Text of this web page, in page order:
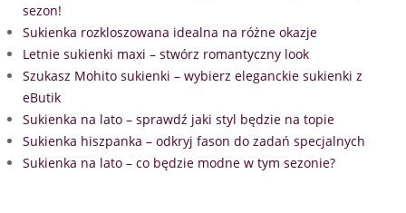
sezon!
Sukienka rozkloszowana idealna na różne okazje
Letnie sukienki maxi – stwórz romantyczny look
Szukasz Mohito sukienki – wybierz eleganckie sukienki z
eButik
Sukienka na lato – sprawdź jaki styl będzie na topie
Sukienka hiszpanka – odkryj fason do zadań specjalnych
Sukienka na lato – co będzie modne w tym sezonie?